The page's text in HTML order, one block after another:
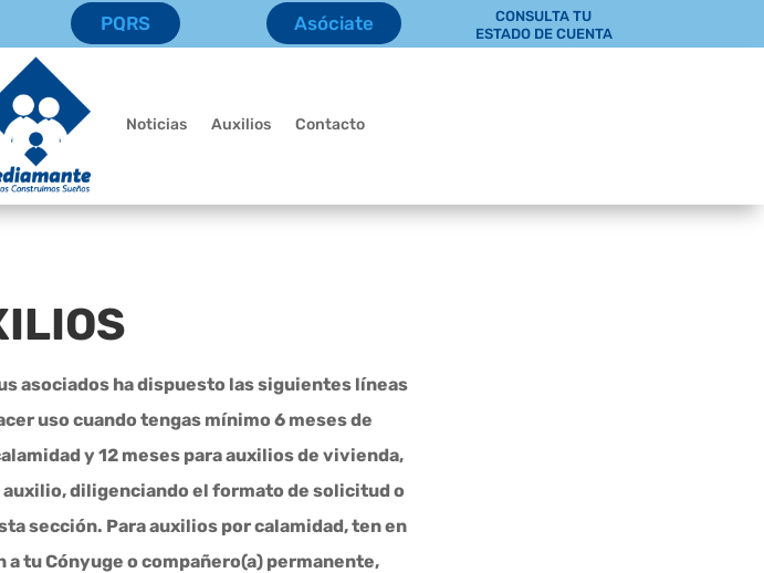
PQRS Asóciate
CONSULTA TU
ESTADO DE CUENTA
Noticias Auxilios Contacto
asociados ha dispuesto las siguientes líneas
uso cuando tengas mínimo 6 meses de
y 12 meses para auxilios de vivienda,
diligenciando el formato de solicitud o
sección. Para auxilios por calamidad, ten en
tu Cónyuge o compañero(a) permanente,